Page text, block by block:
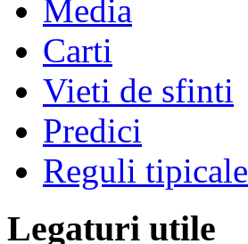
Media
Carti
Vieti de sfinti
Predici
Reguli tipicale
Legaturi utile